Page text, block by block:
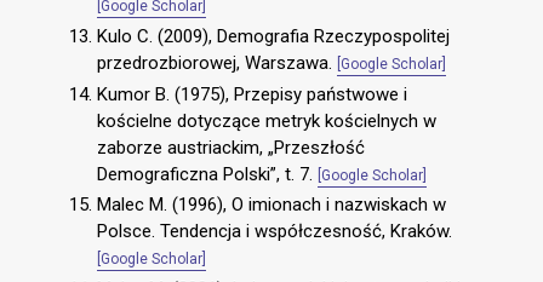
[Google Scholar]
Kulo C. (2009), Demografia Rzeczypospolitej
przedrozbiorowej, Warszawa.
[Google Scholar]
Kumor B. (1975), Przepisy państwowe i
kościelne dotyczące metryk kościelnych w
zaborze austriackim, „Przeszłość
Demograficzna Polski”, t. 7.
[Google Scholar]
Malec M. (1996), O imionach i nazwiskach w
Polsce. Tendencja i współczesność, Kraków.
[Google Scholar]